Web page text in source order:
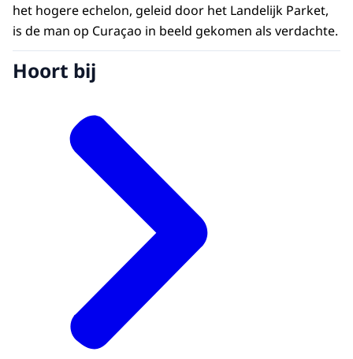
het hogere echelon, geleid door het Landelijk Parket,
is de man op Curaçao in beeld gekomen als verdachte.
Hoort bij